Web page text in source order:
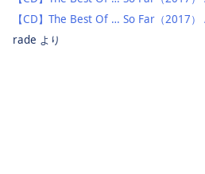
【CD】The Best Of … So Far（2017）
rade より